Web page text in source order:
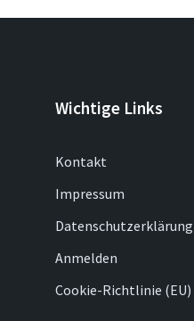
Wichtige Links
Kontakt
Impressum
Datenschutzerklärung
Anmelden
Cookie-Richtlinie (EU)